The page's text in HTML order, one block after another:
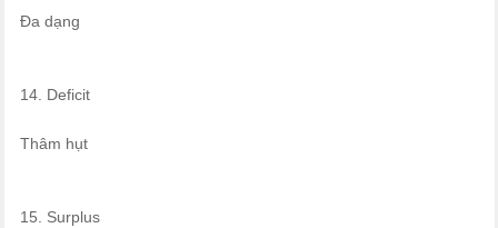
Đa dạng
14. Deficit
Thâm hụt
15. Surplus